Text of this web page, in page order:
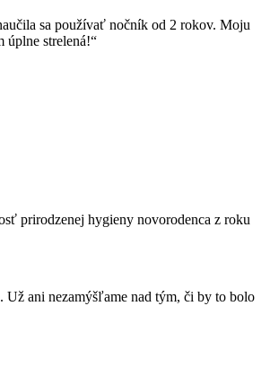
sa používať nočník od 2 rokov. Moju
úplne strelená!“
prirodzenej hygieny novorodenca z roku
Už ani nezamýšľame nad tým, či by to bolo